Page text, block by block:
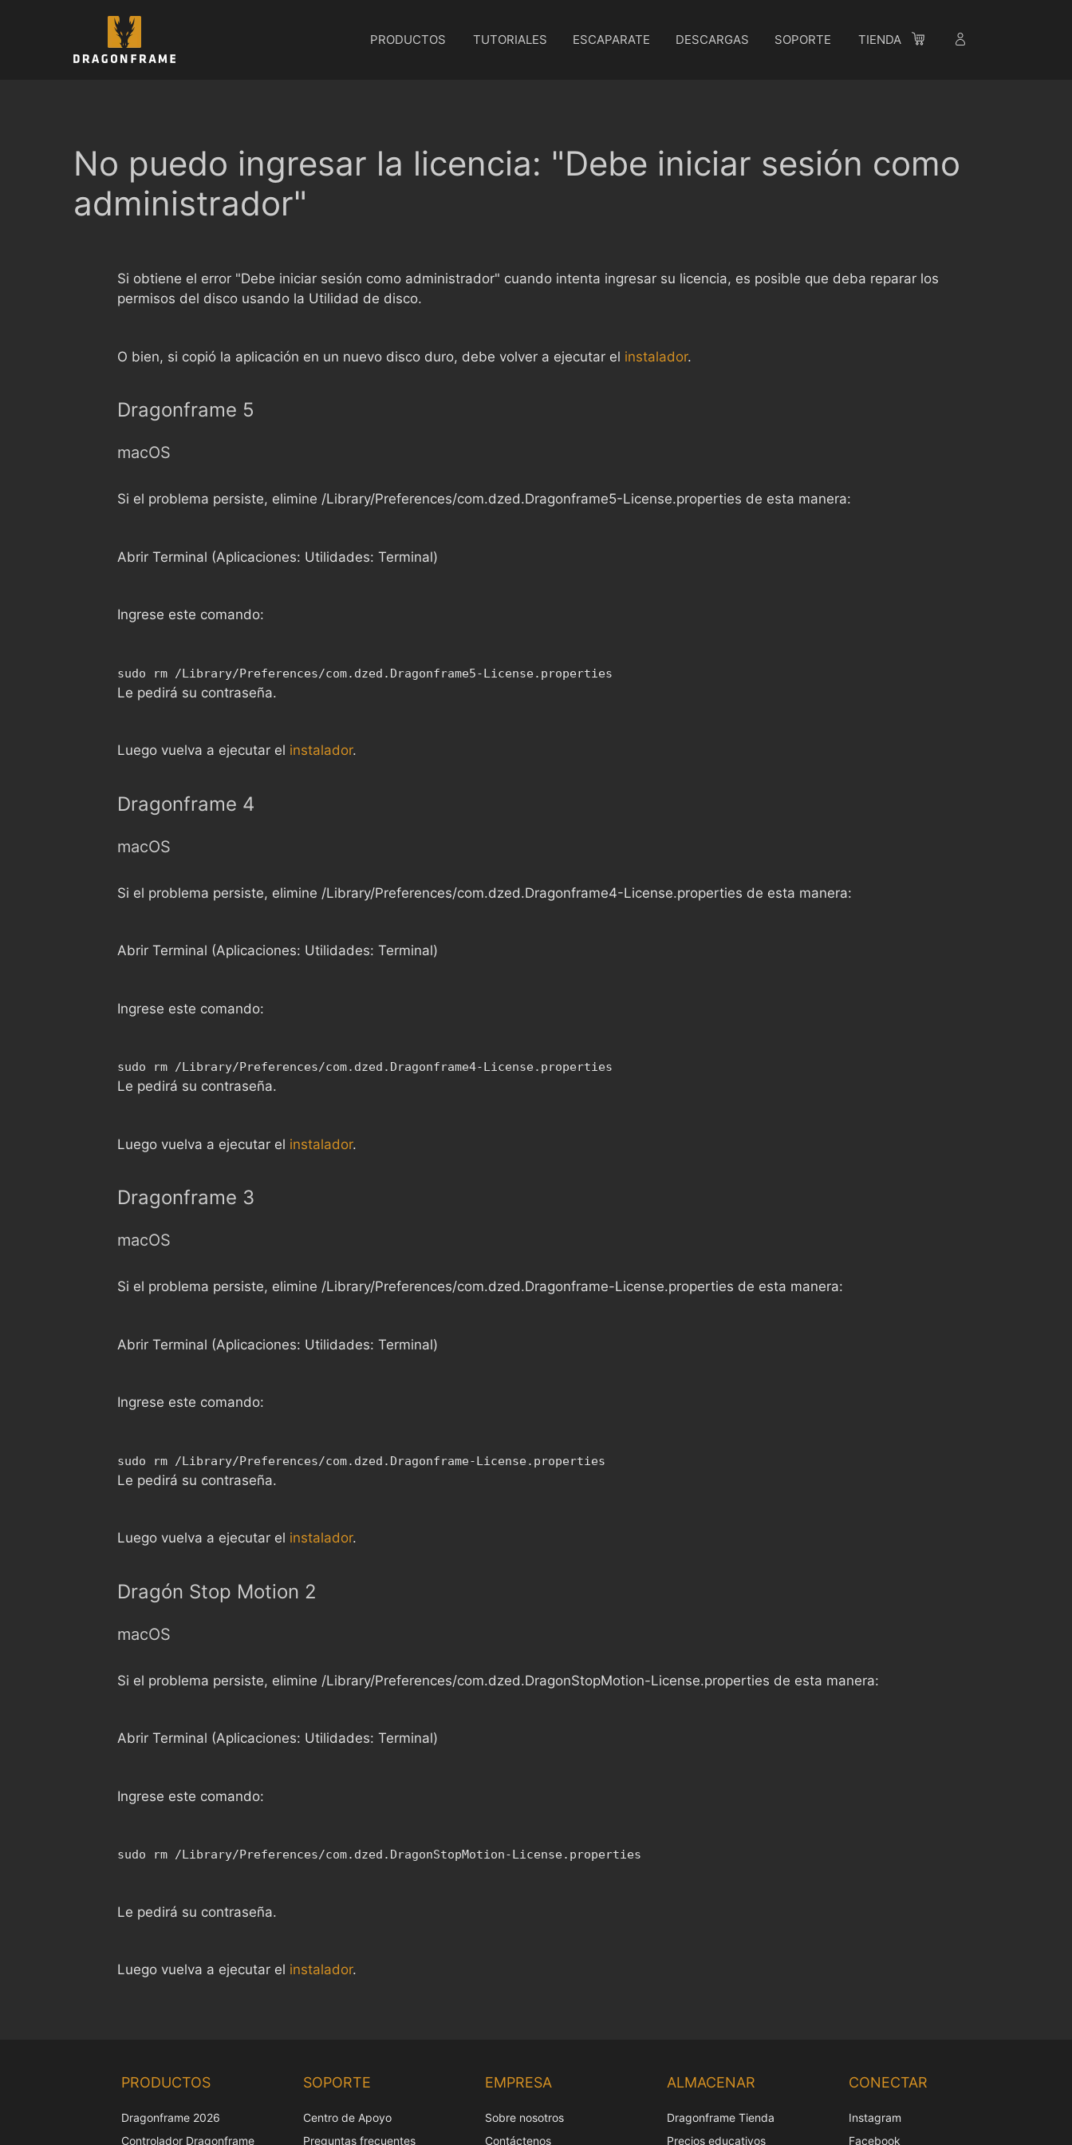
PRODUCTOS TUTORIALES ESCAPARATE DESCARGAS SOPORTE TIENDA
No puedo ingresar la licencia: "Debe iniciar sesión como
administrador"
Si obtiene el error "Debe iniciar sesión como administrador" cuando intenta ingresar su licencia, es posible que deba reparar los
permisos del disco usando la Utilidad de disco.
O bien, si copió la aplicación en un nuevo disco duro, debe volver a ejecutar el instalador.
Dragonframe 5
macOS
Si el problema persiste, elimine /Library/Preferences/com.dzed.Dragonframe5-License.properties de esta manera:
Abrir Terminal (Aplicaciones: Utilidades: Terminal)
Ingrese este comando:
sudo rm /Library/Preferences/com.dzed.Dragonframe5-License.properties
Le pedirá su contraseña.
Luego vuelva a ejecutar el instalador.
Dragonframe 4
macOS
Si el problema persiste, elimine /Library/Preferences/com.dzed.Dragonframe4-License.properties de esta manera:
Abrir Terminal (Aplicaciones: Utilidades: Terminal)
Ingrese este comando:
sudo rm /Library/Preferences/com.dzed.Dragonframe4-License.properties
Le pedirá su contraseña.
Luego vuelva a ejecutar el instalador.
Dragonframe 3
macOS
Si el problema persiste, elimine /Library/Preferences/com.dzed.Dragonframe-License.properties de esta manera:
Abrir Terminal (Aplicaciones: Utilidades: Terminal)
Ingrese este comando:
sudo rm /Library/Preferences/com.dzed.Dragonframe-License.properties
Le pedirá su contraseña.
Luego vuelva a ejecutar el instalador.
Dragón Stop Motion 2
macOS
Si el problema persiste, elimine /Library/Preferences/com.dzed.DragonStopMotion-License.properties de esta manera:
Abrir Terminal (Aplicaciones: Utilidades: Terminal)
Ingrese este comando:
sudo rm /Library/Preferences/com.dzed.DragonStopMotion-License.properties
Le pedirá su contraseña.
Luego vuelva a ejecutar el instalador.
PRODUCTOS
Dragonframe 2026
Controlador Dragonframe
SOPORTE
Centro de Apoyo
Preguntas frecuentes
EMPRESA
Sobre nosotros
Contáctenos
ALMACENAR
Dragonframe Tienda
Precios educativos
CONECTAR
Instagram
Facebook
Italian